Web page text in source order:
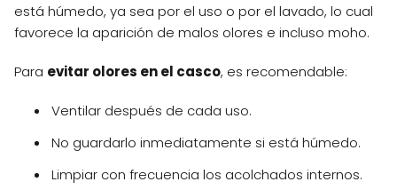
está húmedo, ya sea por el uso o por el lavado, lo cual
favorece la aparición de malos olores e incluso moho.
Para evitar olores en el casco, es recomendable:
Ventilar después de cada uso.
No guardarlo inmediatamente si está húmedo.
Limpiar con frecuencia los acolchados internos.